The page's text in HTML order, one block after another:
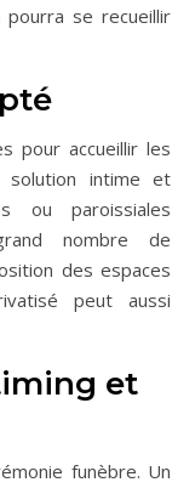
pourra se recueillir
pour accueillir les
solution intime et
ou paroissiales
nombre de
des espaces
peut aussi
et
funèbre. Un